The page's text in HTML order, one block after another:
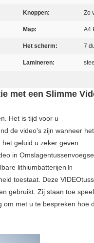
Knoppen: Zo
Map: A4
Het scherm: 7
Lamineren:
met een Slimme
Het is tijd voor u
de video's zijn wanneer
het geluid u zeker geven
in
lithiumbatterijen in
toestaat. Deze
gebruikt. Zij staan toe
met u te bespreken hoe